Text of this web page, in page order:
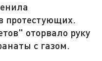
протестующих.
оторвало руку
с газом.